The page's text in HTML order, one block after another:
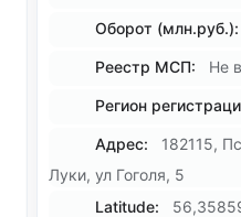
Оборот (млн.руб.):
Реестр МСП: Не
Регион
Адрес:
182115,
Луки, ул Гоголя, 5
Latitude: